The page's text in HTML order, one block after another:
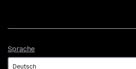
Sprache